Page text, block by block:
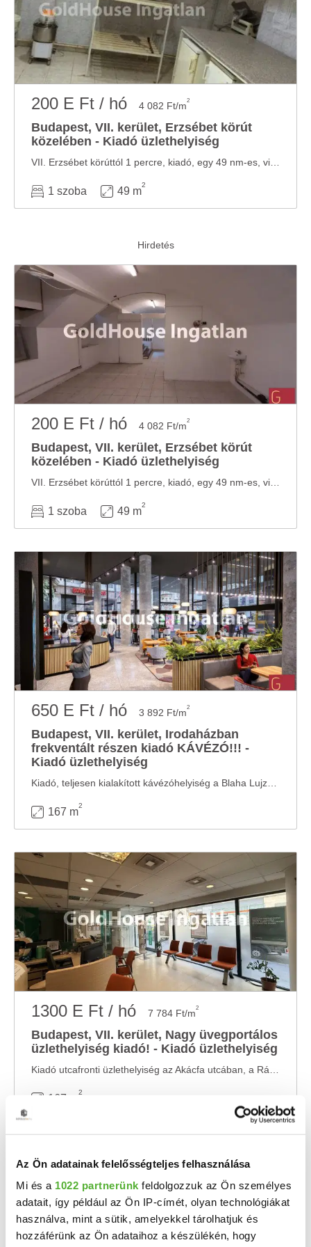
Az Ön adatainak felelősségteljes felhasználása
Mi és a 1022 partnerünk feldolgozzuk az Ön személyes
adatait, így például az Ön IP-címét, olyan technológiákat
használva, mint a sütik, amelyekkel tárolhatjuk és
hozzáférünk az Ön adataihoz a készülékén, hogy
200 E Ft / hó 4 082 Ft/m2
Budapest, VII. kerület, Erzsébet körút
közelében - Kiadó üzlethelyiség
1 szoba 49 m
2
200 E Ft / hó 4 082 Ft/m2
Budapest, VII. kerület, Erzsébet körút
közelében - Kiadó üzlethelyiség
1 szoba 49 m
2
650 E Ft / hó 3 892 Ft/m2
Budapest, VII. kerület, Irodaházban
frekventált részen kiadó KÁVÉZÓ!!! -
Kiadó üzlethelyiség
167 m
2
1300 E Ft / hó 7 784 Ft/m2
Budapest, VII. kerület, Nagy üvegportálos
üzlethelyiség kiadó! - Kiadó üzlethelyiség
167 m
2